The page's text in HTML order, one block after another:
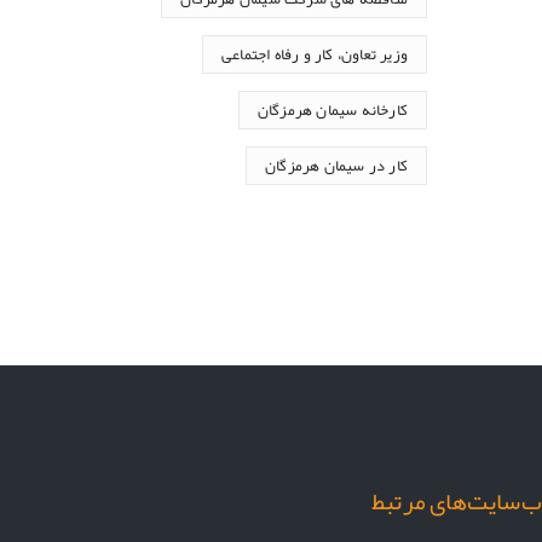
وزیر تعاون، کار و رفاه اجتماعی
کارخانه سیمان هرمزگان
کار در سیمان هرمزگان
مرتبط